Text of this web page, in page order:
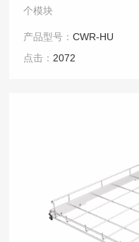
个模块
产品型号：CWR-HU
点击： 2072